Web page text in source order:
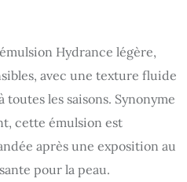
Hydrance légère,
avec une texture fluide
toutes les saisons. Synonyme
cette émulsion est
après une exposition au
pour la peau.